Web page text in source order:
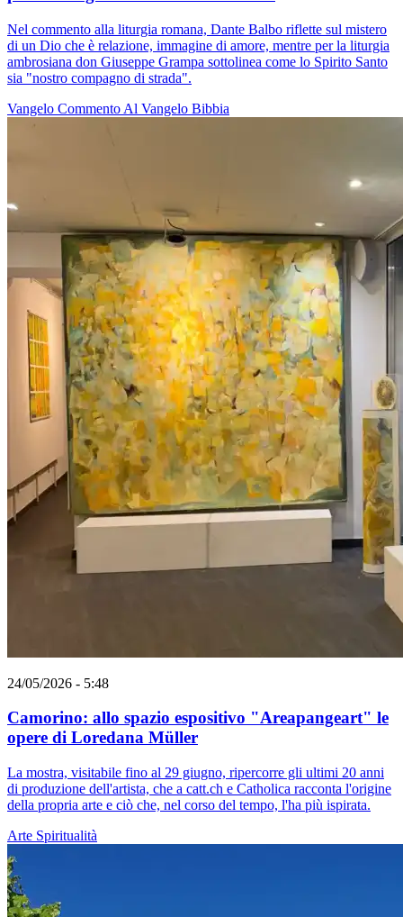
Nel commento alla liturgia romana, Dante Balbo riflette sul mistero
di un Dio che è relazione, immagine di amore, mentre per la liturgia
ambrosiana don Giuseppe Grampa sottolinea come lo Spirito Santo
sia "nostro compagno di strada".
Vangelo Commento Al Vangelo Bibbia
24/05/2026 - 5:48
Camorino: allo spazio espositivo "Areapangeart" le
opere di Loredana Müller
La mostra, visitabile fino al 29 giugno, ripercorre gli ultimi 20 anni
di produzione dell'artista, che a catt.ch e Catholica racconta l'origine
della propria arte e ciò che, nel corso del tempo, l'ha più ispirata.
Arte Spiritualità